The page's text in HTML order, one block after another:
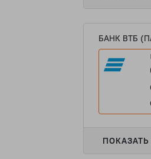
БАНК ВТБ